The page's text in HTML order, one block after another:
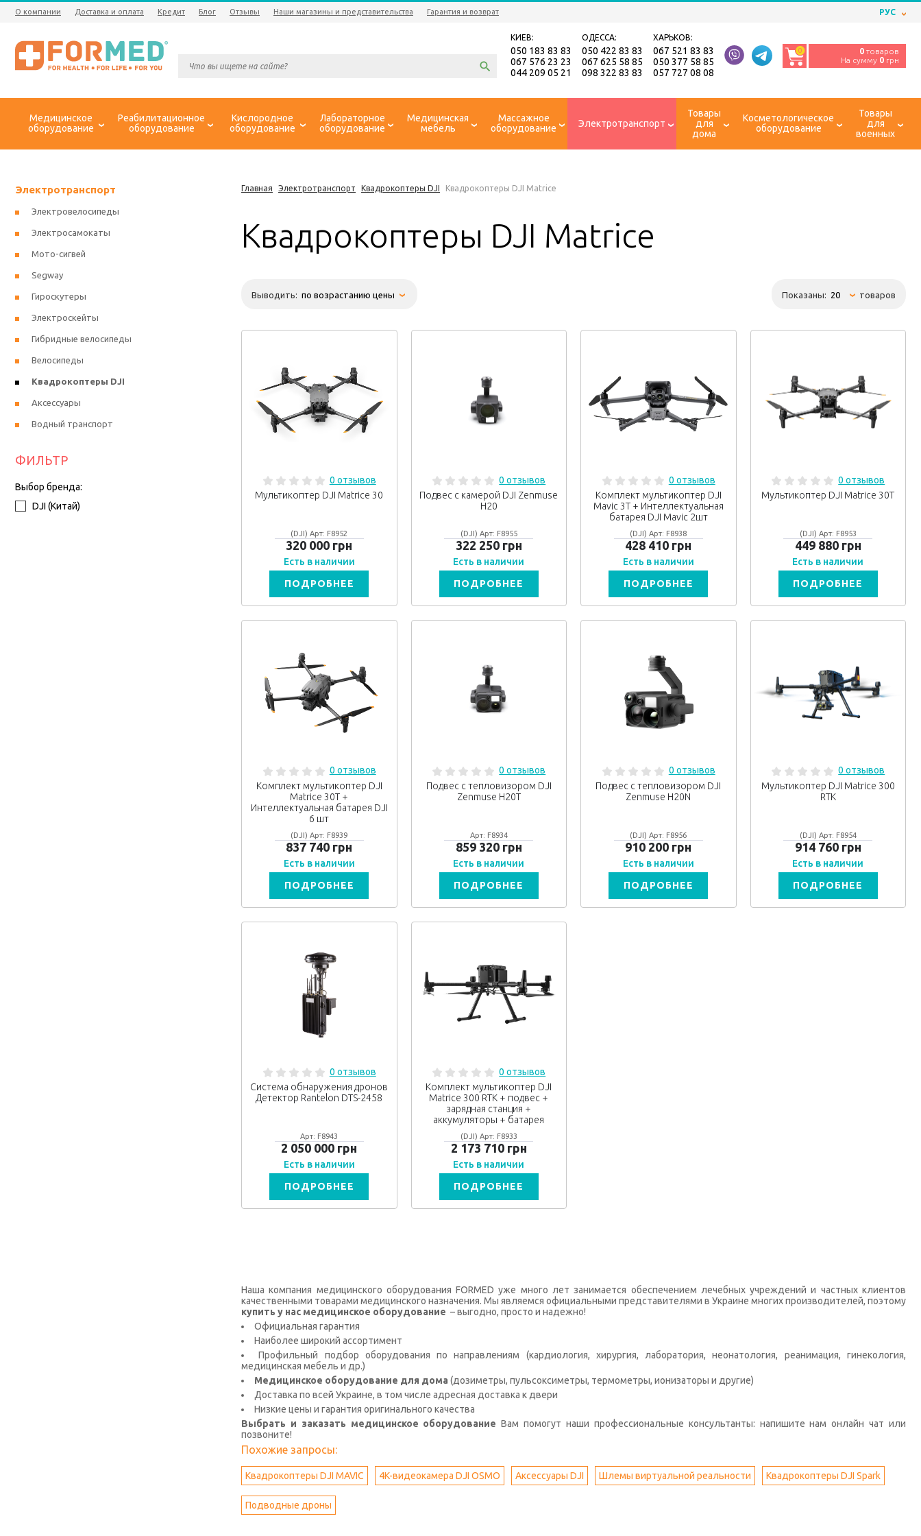
О компании Доставка и оплата Кредит Блог Отзывы Наши магазины и представительства Гарантия и возврат РУС
КИЕВ:
050 183 83 83
067 576 23 23
044 209 05 21
ОДЕССА:
050 422 83 83
067 625 58 85
098 322 83 83
ХАРЬКОВ:
067 521 83 83
050 377 58 85
057 727 08 08
0 0 товаров
На сумму 0 грн
Медицинское
оборудование
Реабилитационное
оборудование
Кислородное
оборудование
Лабораторное
оборудование
Медицинская
мебель
Массажное
оборудование
Электротранспорт
Товары
для
дома
Косметологическое
оборудование
Товары
для
военных
Главная Электротранспорт Квадрокоптеры DJI Квадрокоптеры DJI Matrice
Квадрокоптеры DJI Matrice
Выводить: Показаны: товаров
0 отзывов
Мультикоптер DJI Matrice 30
(DJI) Арт: F8952
320 000 грн
Есть в наличии
ПОДРОБНЕЕ
0 отзывов
Подвес с камерой DJI Zenmuse
H20
(DJI) Арт: F8955
322 250 грн
Есть в наличии
ПОДРОБНЕЕ
0 отзывов
Комплект мультикоптер DJI
Mavic 3T + Интеллектуальная
батарея DJI Mavic 2шт
(DJI) Арт: F8938
428 410 грн
Есть в наличии
ПОДРОБНЕЕ
0 отзывов
Мультикоптер DJI Matrice 30T
(DJI) Арт: F8953
449 880 грн
Есть в наличии
ПОДРОБНЕЕ
0 отзывов
Комплект мультикоптер DJI
Matrice 30T +
Интеллектуальная батарея DJI
6 шт
(DJI) Арт: F8939
837 740 грн
Есть в наличии
ПОДРОБНЕЕ
0 отзывов
Подвес с тепловизором DJI
Zenmuse H20T
Арт: F8934
859 320 грн
Есть в наличии
ПОДРОБНЕЕ
0 отзывов
Подвес с тепловизором DJI
Zenmuse H20N
(DJI) Арт: F8956
910 200 грн
Есть в наличии
ПОДРОБНЕЕ
0 отзывов
Мультикоптер DJI Matrice 300
RTK
(DJI) Арт: F8954
914 760 грн
Есть в наличии
ПОДРОБНЕЕ
0 отзывов
Система обнаружения дронов
Детектор Rantelon DTS-2458
Арт: F8943
2 050 000 грн
Есть в наличии
ПОДРОБНЕЕ
0 отзывов
Комплект мультикоптер DJI
Matrice 300 RTK + подвес +
зарядная станция +
аккумуляторы + батарея
(DJI) Арт: F8933
2 173 710 грн
Есть в наличии
ПОДРОБНЕЕ
Наша компания медицинского оборудования FORMED уже много лет занимается обеспечением лечебных учреждений и частных клиентов
качественными товарами медицинского назначения. Мы являемся официальными представителями в Украине многих производителей, поэтому
купить у нас медицинское оборудование – выгодно, просто и надежно!
Официальная гарантия
Наиболее широкий ассортимент
Профильный подбор оборудования по направлениям (кардиология, хирургия, лаборатория, неонатология, реанимация, гинекология,
медицинская мебель и др.)
Медицинское оборудование для дома (дозиметры, пульсоксиметры, термометры, ионизаторы и другие)
Доставка по всей Украине, в том числе адресная доставка к двери
Низкие цены и гарантия оригинального качества
Выбрать и заказать медицинское оборудованиеВам помогут наши профессиональные консультанты: напишите нам онлайн чат или
позвоните!
Похожие запросы:
Квадрокоптеры DJI MAVIC 4K-видеокамера DJI OSMO Аксессуары DJI Шлемы виртуальной реальности Квадрокоптеры DJI Spark
Подводные дроны
Электротранспорт
Электровелосипеды
Электросамокаты
Мото-сигвей
Segway
Гироскутеры
Электроскейты
Гибридные велосипеды
Велосипеды
Квадрокоптеры DJI
Аксессуары
Водный транспорт
ФИЛЬТР
Выбор бренда:
DJI (Китай)